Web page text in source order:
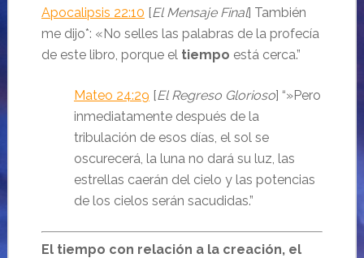
Apocalipsis 22:10 [El Mensaje Final] También
me dijo*: «No selles las palabras de la profecía
de este libro, porque el tiempo está cerca.”
Mateo 24:29 [El Regreso Glorioso] “»Pero
inmediatamente después de la
tribulación de esos días, el sol se
oscurecerá la luna no dará su luz, las
estrellas caerán del cielo y las potencias
de los cielos serán sacudidas.”
El tiempo con relación a la creación, el